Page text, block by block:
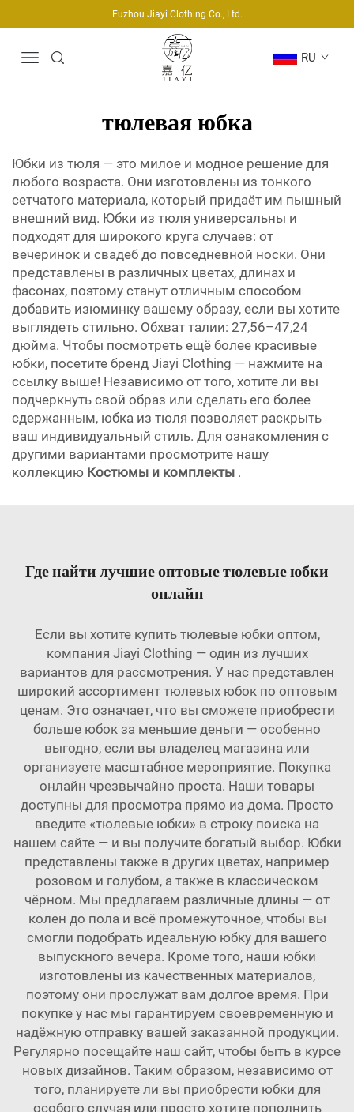
Fuzhou Jiayi Clothing Co., Ltd.
RU
тюлевая юбка
Юбки из тюля — это милое и модное решение для
любого возраста. Они изготовлены из тонкого
сетчатого материала, который придаёт им пышный
внешний вид. Юбки из тюля универсальны и
подходят для широкого круга случаев: от
вечеринок и свадеб до повседневной носки. Они
представлены в различных цветах, длинах и
фасонах, поэтому станут отличным способом
добавить изюминку вашему образу, если вы хотите
выглядеть стильно. Обхват талии: 27,56–47,24
дюйма. Чтобы посмотреть ещё более красивые
юбки, посетите бренд Jiayi Clothing — нажмите на
ссылку выше! Независимо от того, хотите ли вы
подчеркнуть свой образ или сделать его более
сдержанным, юбка из тюля позволяет раскрыть
ваш индивидуальный стиль. Для ознакомления с
другими вариантами просмотрите нашу
коллекцию Костюмы и комплекты .
Где найти лучшие оптовые тюлевые юбки
онлайн
Если вы хотите купить тюлевые юбки оптом,
компания Jiayi Clothing — один из лучших
вариантов для рассмотрения. У нас представлен
широкий ассортимент тюлевых юбок по оптовым
ценам. Это означает, что вы сможете приобрести
больше юбок за меньшие деньги — особенно
выгодно, если вы владелец магазина или
организуете масштабное мероприятие. Покупка
онлайн чрезвычайно проста. Наши товары
доступны для просмотра прямо из дома. Просто
введите «тюлевые юбки» в строку поиска на
нашем сайте — и вы получите богатый выбор. Юбки
представлены также в других цветах, например
розовом и голубом, а также в классическом
чёрном. Мы предлагаем различные длины — от
колен до пола и всё промежуточное, чтобы вы
смогли подобрать идеальную юбку для вашего
выпускного вечера. Кроме того, наши юбки
изготовлены из качественных материалов,
поэтому они прослужат вам долгое время. При
покупке у нас мы гарантируем своевременную и
надёжную отправку вашей заказанной продукции.
Регулярно посещайте наш сайт, чтобы быть в курсе
новых дизайнов. Таким образом, независимо от
того, планируете ли вы приобрести юбки для
особого случая или просто хотите пополнить